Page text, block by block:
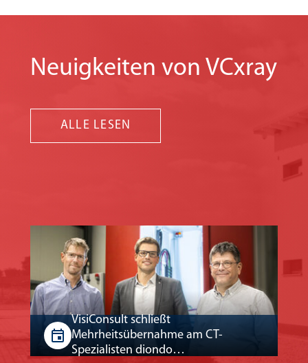
Neuigkeiten von VCxray
ALLE LESEN
VisiConsult schließt
Mehrheitsübernahme am CT-
Spezialisten diondo…